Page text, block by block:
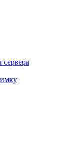
сервера